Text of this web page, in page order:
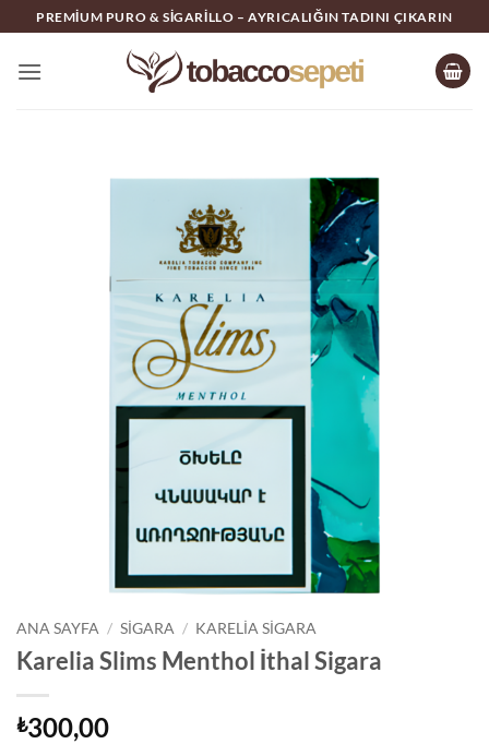
İçeriğe
atla
PREMIUM PURO & SIGARILLO – AYRICALIĞIN TADINI ÇIKARIN
ANA SAYFA / SIGARA / KARELIA SIGARA
Karelia Slims Menthol İthal Sigara
₺300,00